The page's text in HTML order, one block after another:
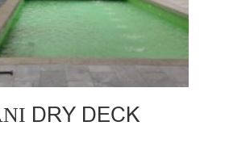
DRY DECK